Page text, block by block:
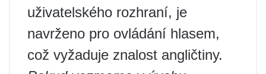
uživatelského rozhraní, je
navrženo pro ovládání hlasem,
což vyžaduje znalost angličtiny.